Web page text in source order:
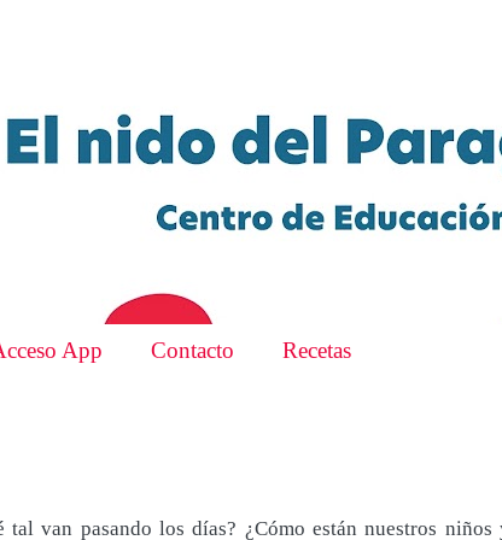
App Contacto Recetas
tal van pasando los días? ¿Cómo están nuestros niños